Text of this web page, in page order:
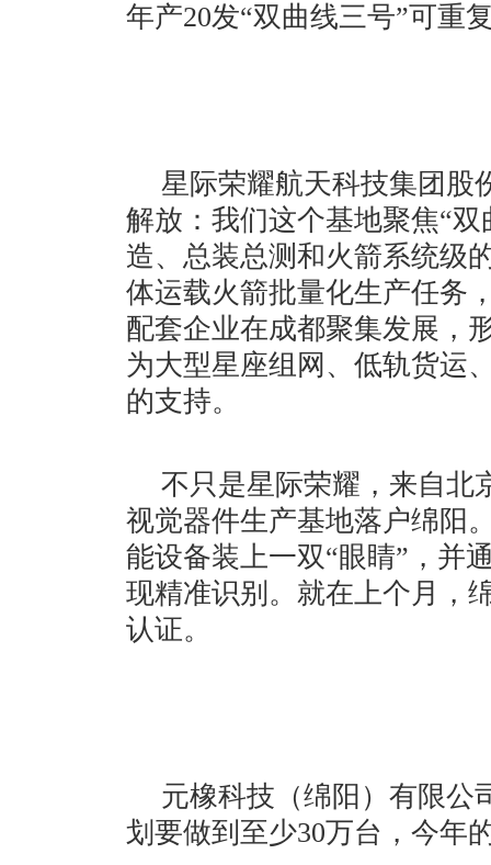
年产20发“双曲线三号”可重
星际荣耀航天科技集团股
解放：我们这个基地聚焦“
造、总装总测和火箭系统级
体运载火箭批量化生产任务
配套企业在成都聚集发展，
为大型星座组网、低轨货运
的支持。
不只是星际荣耀，来自北
视觉器件生产基地落户绵阳
能设备装上一双“眼睛”，并
现精准识别。就在上个月，
认证。
元橡科技（绵阳）有限公
划要做到至少30万台，今年